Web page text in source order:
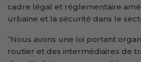
cadre légal et réglementaire
urbaine et la sécurité dans le
‘’Nous avons une loi portant
routier et des intermédiaires de